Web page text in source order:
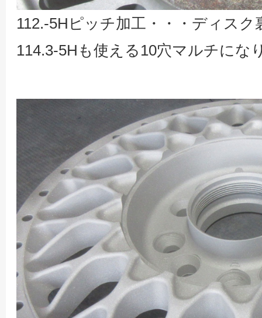
112.-5Hピッチ加工・・・ディス
114.3-5Hも使える10穴マルチにな